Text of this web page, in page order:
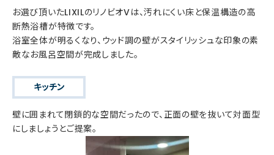
お選び頂いたLIXILのリノビオVは、汚れにくい床と保温構造の高
断熱浴槽が特徴です。
浴室全体が明るくなり、ウッド調の壁がスタイリッシュな印象の素
敵なお風呂空間が完成しました。
キッチン
壁に囲まれて閉鎖的な空間だったので、正面の壁を抜いて対面型
にしましょうとご提案。